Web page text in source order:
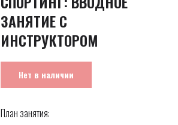
ЗАНЯТИЕ С
ИНСТРУКТОРОМ
Нет в наличии
План занятия: